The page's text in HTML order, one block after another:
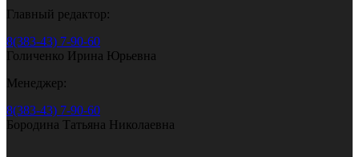
Главный редактор:
8(383-43) 7-90-60
Голиченко Ирина Юрьевна
Менеджер:
8(383-43) 7-90-60
Бородина Татьяна Николаевна